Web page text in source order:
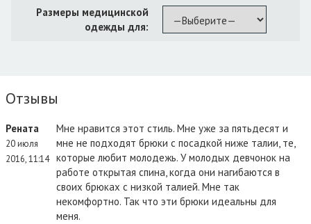
Размеры медицинской
одежды для:
Отзывы
Рената
20 июля
2016, 11:14
Мне нравится этот стиль. Мне уже за пятьдесят и
мне не подходят брюки с посадкой ниже талии, те,
которые любит молодежь. У молодых девчонок на
работе открытая спина, когда они нагибаются в
своих брюках с низкой талией. Мне так
некомфортно. Так что эти брюки идеальны для
меня.